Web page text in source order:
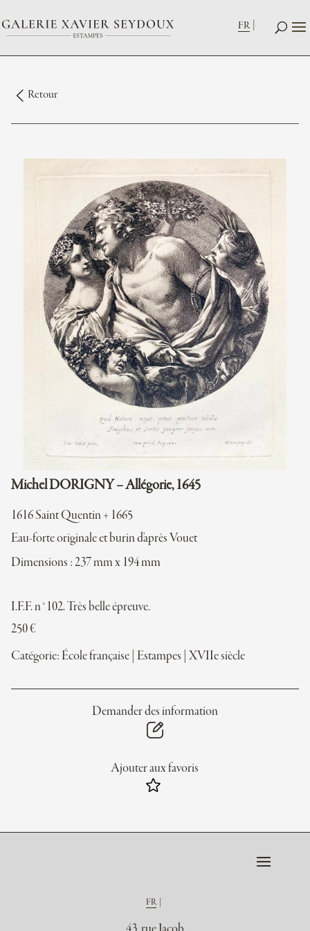
FR
Retour
Michel DORIGNY – Allégorie, 1645
1616 Saint Quentin + 1665
Eau-forte originale et burin d'après Vouet
Dimensions : 237 mm x 194 mm
I.F.F. n°102. Très belle épreuve.
250€
Catégorie: École française Estampes XVIIe siècle
Demander des information
Ajouter aux favoris
FR